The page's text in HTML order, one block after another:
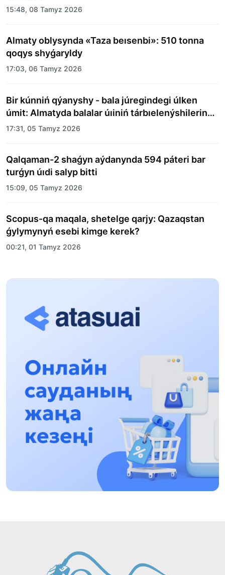
15:48, 08 Tamyz 2026
Almaty oblysynda «Taza beısenbi»: 510 tonna
qoqys shyǵaryldy
17:03, 06 Tamyz 2026
Bir kúnniń qýanyshy - bala júregindegi úlken
úmit: Almatyda balalar úıiniń tárbıelenýshilerine
merekelik kún uıymdastyryldy
17:31, 05 Tamyz 2026
Qalqaman-2 shaǵyn aýdanynda 594 páteri bar
turǵyn úıdi salyp bitti
15:09, 05 Tamyz 2026
Scopus-qa maqala, shetelge qarjy: Qazaqstan
ǵylymynyń esebi kimge kerek?
00:21, 01 Tamyz 2026
«Zań kerýeni» jobasy: Abaı oblysynda quqyqtyq
17:31, 31 Shilde 2026
13:13, 30 Shilde 2026
Asqat Asylbekov: Kúshti bılikke kúshti tulǵalar
kerek!
12:01, 28 Shilde 2026
Abzal Dostıar: Dýman Muhametkárimdi Almaty
túrmesine aýystyrýy múmkin
16:15, 27 Shilde 2026